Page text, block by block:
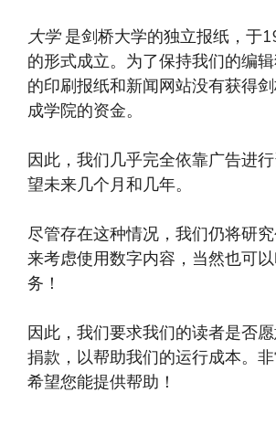
大学是剑桥大学的独立报纸，于
的形式成立。为了保持我们的编
的印刷报纸和新闻网站没有获得
成学院的资金。
因此，我们几乎完全依靠广告进
望未来几个月和几年。
尽管存在这种情况，我们仍将研
来考虑使用数字内容，当然也可
务！
因此，我们要求我们的读者是否
捐款，以帮助我们的运行成本。
希望您能提供帮助！